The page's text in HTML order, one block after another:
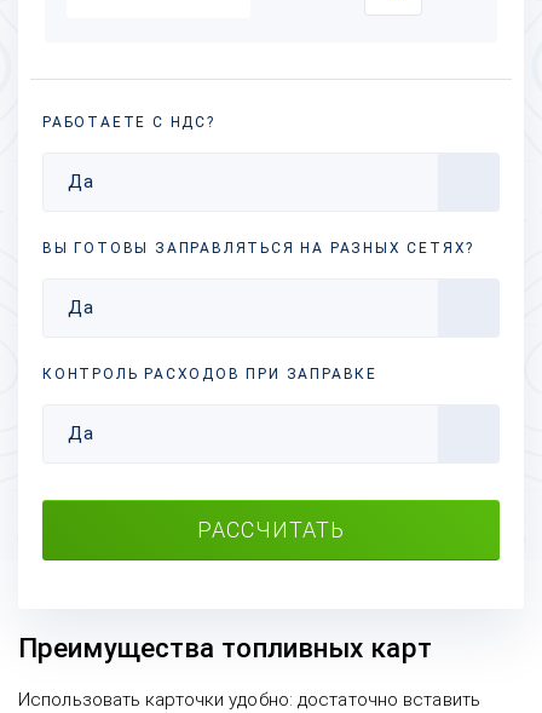
РАБОТАЕТЕ С НДС?
Да
ВЫ ГОТОВЫ ЗАПРАВЛЯТЬСЯ НА РАЗНЫХСЕТЯХ?
Да
КОНТРОЛЬ РАСХОДОВ ПРИ ЗАПРАВКЕ
Да
РАССЧИТАТЬ
Преимущества топливных карт
Использовать карточки удобно: достаточно вставить